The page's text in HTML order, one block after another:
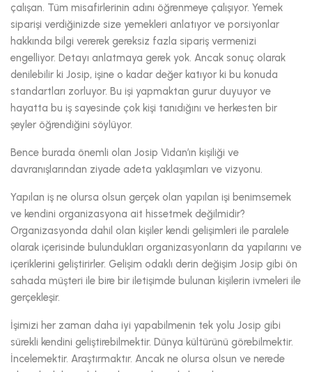
çalışan. Tüm misafirlerinin adını öğrenmeye çalışıyor. Yemek
siparişi verdiğinizde size yemekleri anlatıyor ve porsiyonlar
hakkında bilgi vererek gereksiz fazla sipariş vermenizi
engelliyor. Detayı anlatmaya gerek yok. Ancak sonuç olarak
denilebilir ki Josip, işine o kadar değer katıyor ki bu konuda
standartları zorluyor. Bu işi yapmaktan gurur duyuyor ve
hayatta bu iş sayesinde çok kişi tanıdığını ve herkesten bir
şeyler öğrendiğini söylüyor.
Bence burada önemli olan Josip Vidan’ın kişiliği ve
davranışlarından ziyade adeta yaklaşımları ve vizyonu.
Yapılan iş ne olursa olsun gerçek olan yapılan işi benimsemek
ve kendini organizasyona ait hissetmek değilmidir?
Organizasyonda dahil olan kişiler kendi gelişimleri ile paralele
olarak içerisinde bulundukları organizasyonların da yapılarını ve
içeriklerini geliştirirler. Gelişim odaklı derin değişim Josip gibi ön
sahada müşteri ile bire bir iletişimde bulunan kişilerin ivmeleri ile
gerçekleşir.
İşimizi her zaman daha iyi yapabilmenin tek yolu Josip gibi
sürekli kendini geliştirebilmektir. Dünya kültürünü görebilmektir.
İncelemektir. Araştırmaktır. Ancak ne olursa olsun ve nerede